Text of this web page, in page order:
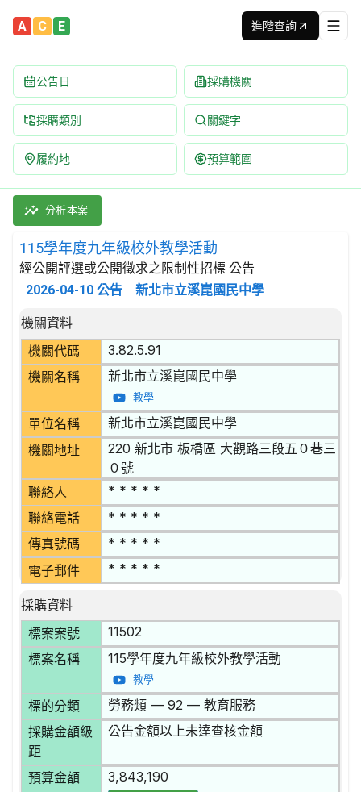
A C E 進階查詢
公告日 採購機關
採購類別 關鍵字
履約地 預算範圍
115學年度九年級校外教學活動 招標公告 | 案號：11502 | 經
採購類別：勞務類 教育服務 | 招標方式：經公開評選或公
分析本案
115學年度九年級校外教學活動
經公開評選或公開徵求之限制性招標 公告
2026-04-10 公告 新北市立溪崑國民中學
招標公告詳細內容
機關資料
機關代碼
3.82.5.91
機關名稱 新北市立溪崑國民中學
教學
單位名稱 新北市立溪崑國民中學
機關地址
220 新北市 板橋區 大觀路三段五０巷三
０號
聯絡人 * * * * *
聯絡電話 * * * * *
傳真號碼 * * * * *
電子郵件 * * * * *
採購資料
標案案號
11502
標案名稱 115學年度九年級校外教學活動
教學
標的分類 勞務類 — 92 — 教育服務
採購金額級
距
公告金額以上未達查核金額
預算金額 3,843,190